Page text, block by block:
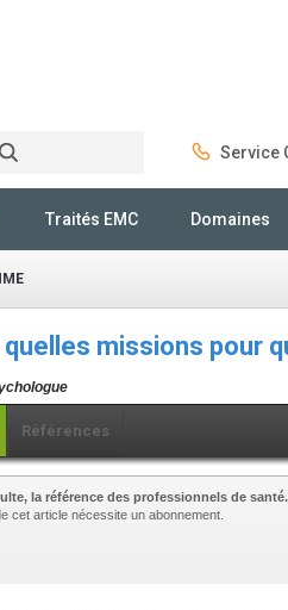
Service
Traités EMC Domaines
quelles missions pour
Références
la référence des professionnels de santé.
cet article nécessite un abonnement.